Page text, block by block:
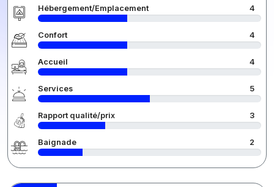
Hébergement/Emplacement 4
Confort 4
Accueil 4
Services 5
Rapport qualité/prix 3
Baignade 2